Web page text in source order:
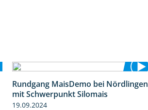
10:51
Rundgang MaisDemo bei Nördlingen
mit Schwerpunkt Silomais
19.09.2024